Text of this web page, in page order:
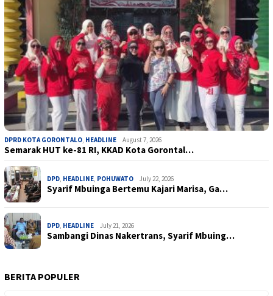
DPRD KOTA GORONTALO, HEADLINE August 7, 2026
Semarak HUT ke-81 RI, KKAD Kota Gorontal…
DPD, HEADLINE, POHUWATO July 22, 2026
Syarif Mbuinga Bertemu Kajari Marisa, Ga…
DPD, HEADLINE July 21, 2026
Sambangi Dinas Nakertrans, Syarif Mbuing…
BERITA POPULER